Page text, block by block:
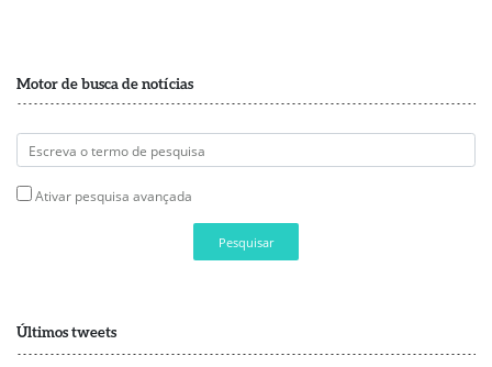
Motor de busca de notícias
Ativar pesquisa avançada
Pesquisar
Últimos tweets